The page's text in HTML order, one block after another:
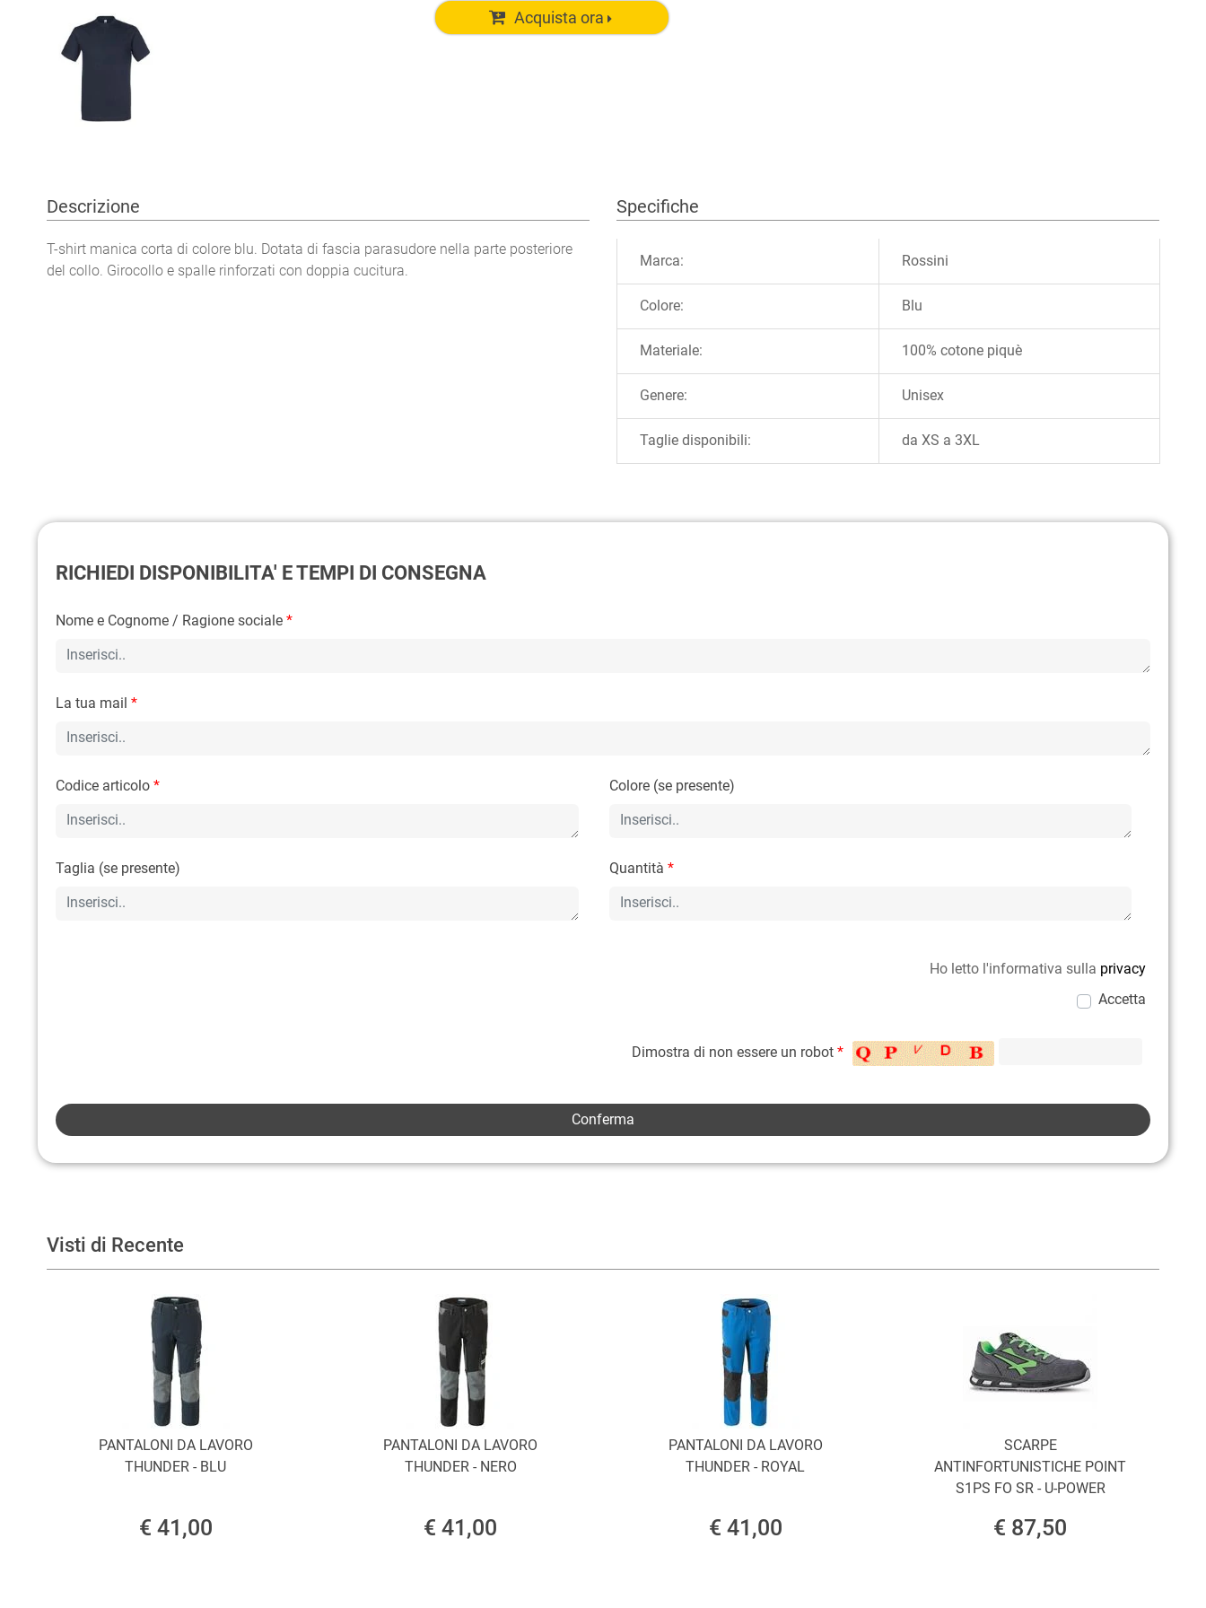
Acquista ora
Descrizione
T-shirt manica corta di colore blu. Dotata di fascia parasudore nella parte posteriore
del collo. Girocollo e spalle rinforzati con doppia cucitura.
Specifiche
Marca: Rossini
Colore: Blu
Materiale: 100% cotone piquè
Genere: Unisex
Taglie disponibili: da XS a 3XL
RICHIEDI DISPONIBILITA' E TEMPI DI CONSEGNA
Nome e Cognome / Ragione sociale *
La tua mail *
Codice articolo * Colore (se presente)
Taglia (se presente) Quantità *
Ho letto l'informativa sulla privacy
Accetta
Dimostra di non essere un robot *
Visti di Recente
PANTALONI DA LAVORO
THUNDER - BLU
€ 41,00
PANTALONI DA LAVORO
THUNDER - NERO
€ 41,00
PANTALONI DA LAVORO
THUNDER - ROYAL
€ 41,00
SCARPE
ANTINFORTUNISTICHE POINT
S1PS FO SR - U-POWER
€ 87,50